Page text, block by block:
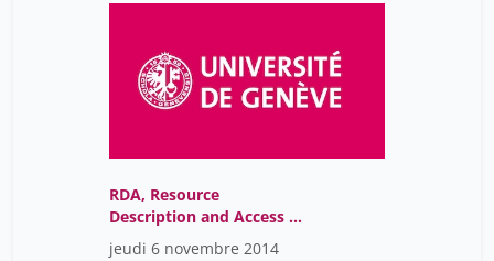
RDA, Resource
Description and Access -
vers le web sémantique
jeudi 6 novembre 2014